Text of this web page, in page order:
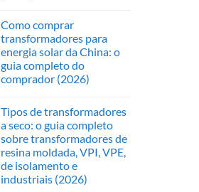
Como comprar
transformadores para
energia solar da China: o
guia completo do
comprador (2026)
Tipos de transformadores
a seco: o guia completo
sobre transformadores de
resina moldada, VPI, VPE,
de isolamento e
industriais (2026)